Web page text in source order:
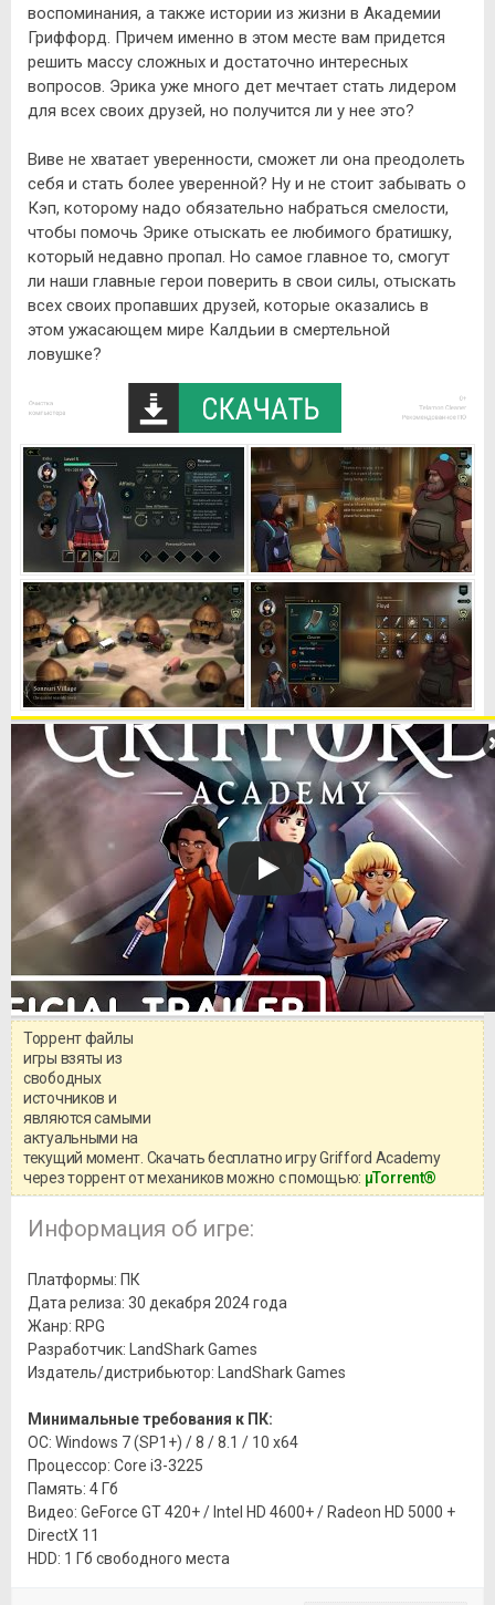
воспоминания, а также истории из жизни в Академии
Гриффорд. Причем именно в этом месте вам придется
решить массу сложных и достаточно интересных
вопросов. Эрика уже много дет мечтает стать лидером
для всех своих друзей, но получится ли у нее это?
Виве не хватает уверенности, сможет ли она преодолеть
себя и стать более уверенной? Ну и не стоит забывать о
Кэп, которому надо обязательно набраться смелости,
чтобы помочь Эрике отыскать ее любимого братишку,
который недавно пропал. Но самое главное то, смогут
ли наши главные герои поверить в свои силы, отыскать
всех своих пропавших друзей, которые оказались в
этом ужасающем мире Калдьии в смертельной
ловушке?
Торрент файлы
игры взяты из
свободных
источников и
являются самыми
актуальными на
текущий момент. Скачать бесплатно игру Grifford Academy
через торрент от механиков можно с помощью: μTorrent®
Информация об игре:
Платформы: ПК
Дата релиза: 30 декабря 2024 года
Жанр: RPG
Разработчик: LandShark Games
Издатель/дистрибьютор: LandShark Games
Минимальные требования к ПК:
ОС: Windows 7 (SP1+) / 8 / 8.1 / 10 x64
Процессор: Core i3-3225
Память: 4 Гб
Видео: GeForce GT 420+ / Intel HD 4600+ / Radeon HD 5000 +
DirectX 11
HDD: 1 Гб свободного места